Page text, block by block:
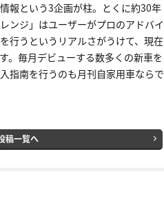
報という3企画が柱。とくに約30年
ンジ」はユーザーがプロのアドバイ
行うというリアルさがうけて、現在
。毎月デビューする数多くの新車を
指南を行うのも月刊自家用車ならで
稿一覧へ